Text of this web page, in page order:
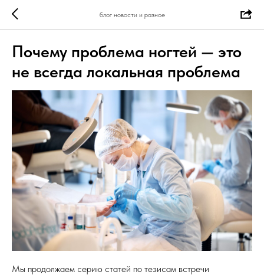
блог новости и разное
Почему проблема ногтей — это
не всегда локальная проблема
Мы продолжаем серию статей по тезисам встречи